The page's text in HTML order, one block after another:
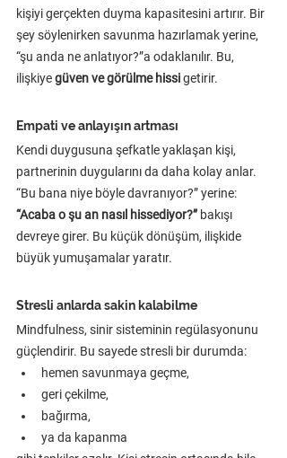
kişiyi gerçekten duyma kapasitesini artırır. Bir
şey söylenirken savunma hazırlamak yerine,
“şu anda ne anlatıyor?”a odaklanılır. Bu,
ilişkiye güven ve görülme hissi getirir.
Empati ve anlayışın artması
Kendi duygusuna şefkatle yaklaşan kişi,
partnerinin duygularını da daha kolay anlar.
“Bu bana niye böyle davranıyor?” yerine:
“Acaba o şu an nasıl hissediyor?” bakışı
devreye girer. Bu küçük dönüşüm, ilişkide
büyük yumuşamalar yaratır.
Stresli anlarda sakin kalabilme
Mindfulness, sinir sisteminin regülasyonunu
güçlendirir. Bu sayede stresli bir durumda:
hemen savunmaya geçme,
geri çekilme,
bağırma,
ya da kapanma